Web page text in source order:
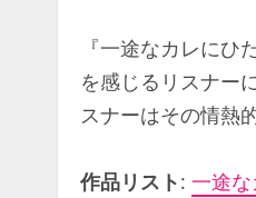
『一途なカレに
を感じるリスナー
スナーはその情熱
作品リスト: 一途